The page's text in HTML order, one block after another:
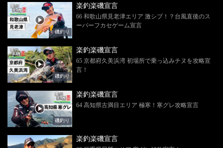
磯釣り
楽釣楽磯宣言
66 和歌山県見老津エリア 激シブ！？台風直後のス
ーパーフカセゲーム宣言
磯釣り
楽釣楽磯宣言
65 京都府久美浜湾 初場所で乗っ込みチヌを攻略宣
言！
磯釣り
楽釣楽磯宣言
64 高知県古満目エリア 極寒！寒グレ攻略宣言
楽釣楽磯宣言